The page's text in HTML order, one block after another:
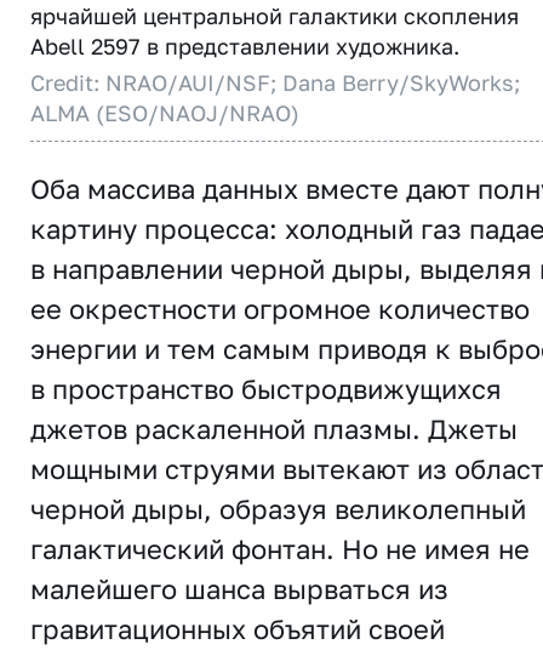
ярчайшей центральной галактики скопления
Abell 2597 в представлении художника.
Credit: NRAO/AUI/NSF; Dana Berry/SkyWorks;
ALMA (ESO/NAOJ/NRAO)
Оба массива данных вместе дают
картину процесса: холодный газ
в направлении черной дыры, выделяя
ее окрестности огромное количество
энергии и тем самым приводя к
в пространство быстродвижущихся
джетов раскаленной плазмы. Джеты
мощными струями вытекают из
черной дыры, образуя великолепный
галактический фонтан. Но не имея не
малейшего шанса вырваться из
гравитационных объятий своей